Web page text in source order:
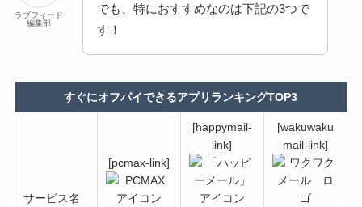
ラブフィード
編集部
でも、特におすすめなのは下記の3つで
す！
すぐにオフパイできるアプリランキングTOP3
サービス名
[pcmax-link]
[happymail-
link]
[wakuwaku
mail-link]